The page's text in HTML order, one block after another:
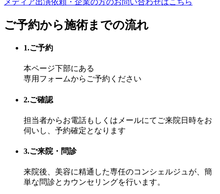
ご予約から施術までの流れ
1.ご予約
本ページ下部にある
専用フォームからご予約ください
2.ご確認
担当者からお電話もしくはメールにてご来院日時をお
伺いし、予約確定となります
3.ご来院・問診
来院後、美容に精通した専任のコンシェルジュが、簡
単な問診とカウンセリングを行います。